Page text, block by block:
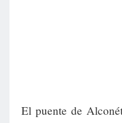
El puente de